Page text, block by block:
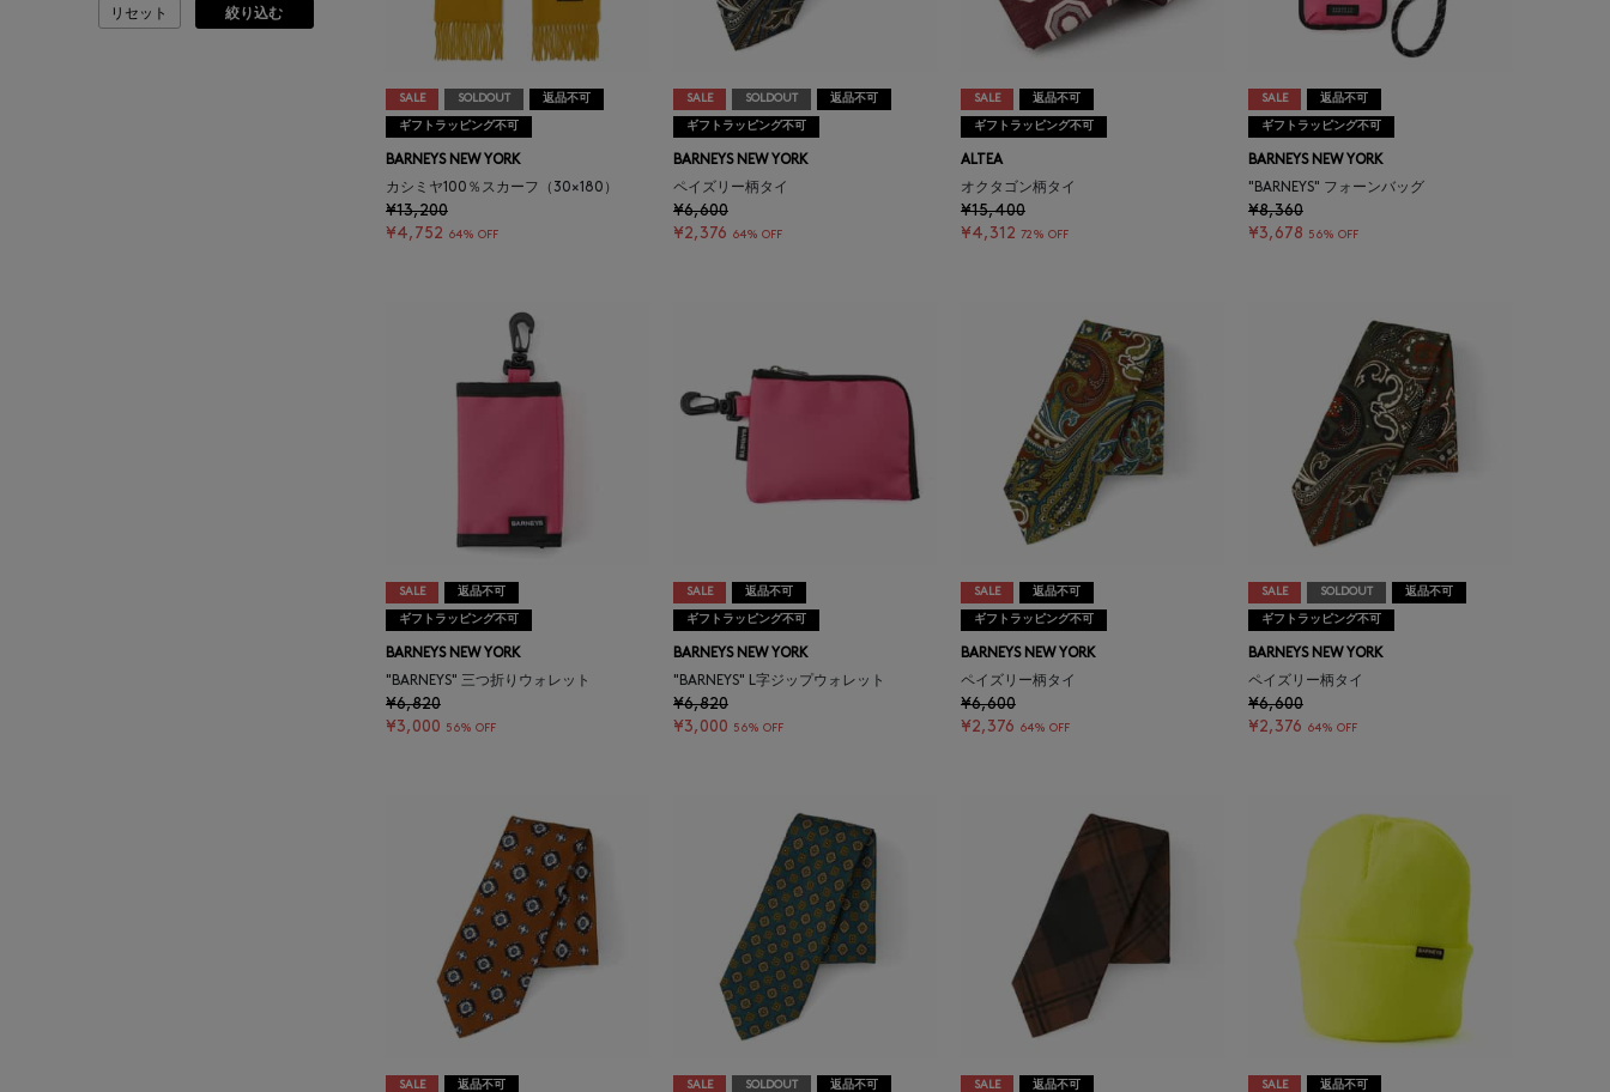
ATELIER AMBOISE
リセット 絞り込む
SALE SOLDOUT 返品不可
ギフトラッピング不可
BARNEYS NEW YORK
カシミヤ100％スカーフ（30×180）
¥13,200
¥4,752 64% OFF
SALE SOLDOUT 返品不可
ギフトラッピング不可
BARNEYS NEW YORK
ペイズリー柄タイ
¥6,600
¥2,376 64% OFF
SALE 返品不可
ギフトラッピング不可
ALTEA
オクタゴン柄タイ
¥15,400
¥4,312 72% OFF
SALE 返品不可
ギフトラッピング不可
BARNEYS NEW YORK
"BARNEYS" フォーンバッグ
¥8,360
¥3,678 56% OFF
SALE 返品不可
ギフトラッピング不可
BARNEYS NEW YORK
"BARNEYS" 三つ折りウォレット
¥6,820
¥3,000 56% OFF
SALE 返品不可
ギフトラッピング不可
BARNEYS NEW YORK
"BARNEYS" L字ジップウォレット
¥6,820
¥3,000 56% OFF
SALE 返品不可
ギフトラッピング不可
BARNEYS NEW YORK
ペイズリー柄タイ
¥6,600
¥2,376 64% OFF
SALE SOLDOUT 返品不可
ギフトラッピング不可
BARNEYS NEW YORK
ペイズリー柄タイ
¥6,600
¥2,376 64% OFF
SALE 返品不可 SALE SOLDOUT 返品不可 SALE 返品不可 SALE 返品不可